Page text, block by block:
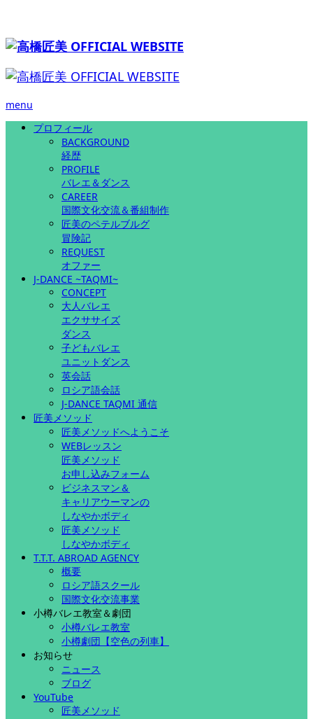
menu
プロフィール
BACKGROUND
経歴
PROFILE
バレエ＆ダンス
CAREER
国際文化交流＆番組制作
匠美のペテルブルグ
冒険記
REQUEST
オファー
J-DANCE ~TAQMI~
CONCEPT
大人バレエ
エクササイズ
ダンス
子どもバレエ
ユニットダンス
英会話
ロシア語会話
J-DANCE TAQMI 通信
匠美メソッド
匠美メソッドへようこそ
WEBレッスン
匠美メソッド
お申し込みフォーム
ビジネスマン＆
キャリアウーマンの
しなやかボディ
匠美メソッド
しなやかボディ
T.T.T. ABROAD AGENCY
概要
ロシア語スクール
国際文化交流事業
小樽バレエ教室＆劇団
小樽バレエ教室
小樽劇団【空色の列車】
お知らせ
ニュース
ブログ
YouTube
匠美メソッド